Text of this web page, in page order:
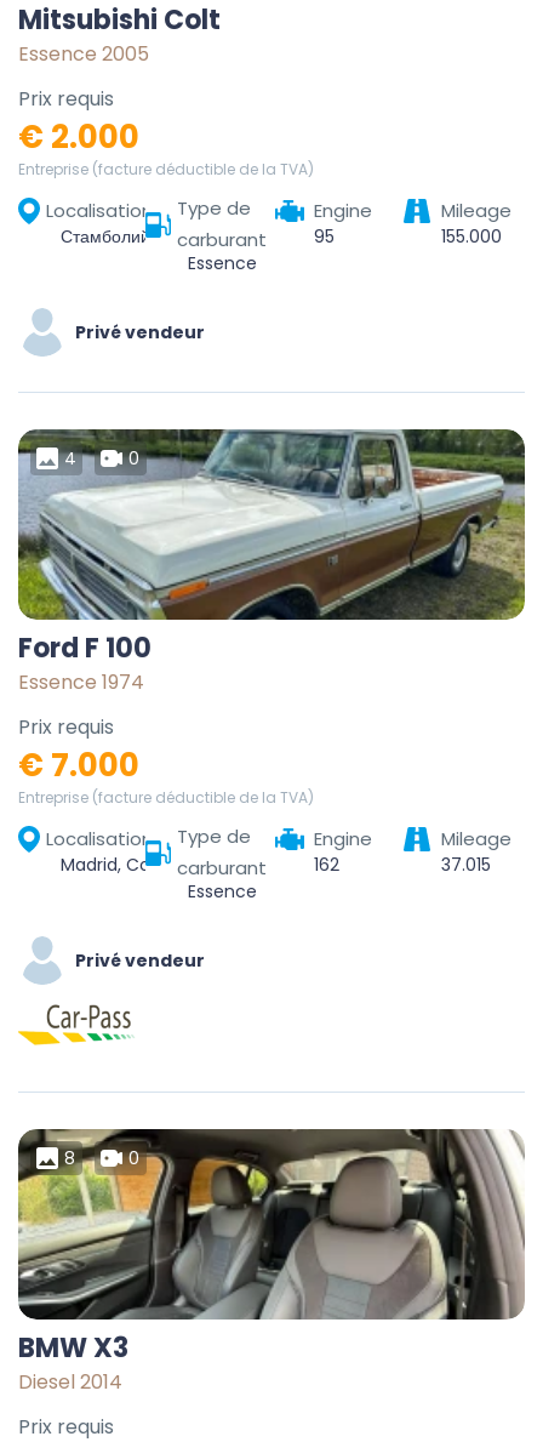
Mitsubishi Colt
Essence 2005
Prix requis
€ 2.000
Entreprise (facture déductible de la TVA)
Localisation
Стамболийски, Пловдив, 4210, България
Type de
carburant
Essence
Engine
95
Mileage
155.000
Privé vendeur
4 0
Ford F 100
Essence 1974
Prix requis
€ 7.000
Entreprise (facture déductible de la TVA)
Localisation
Madrid, Community of Madrid, Spain
Type de
carburant
Essence
Engine
162
Mileage
37.015
Privé vendeur
8 0
BMW X3
Diesel 2014
Prix requis